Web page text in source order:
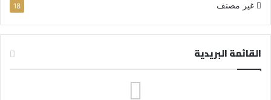
غير مصنف 18
القائمة البريدية